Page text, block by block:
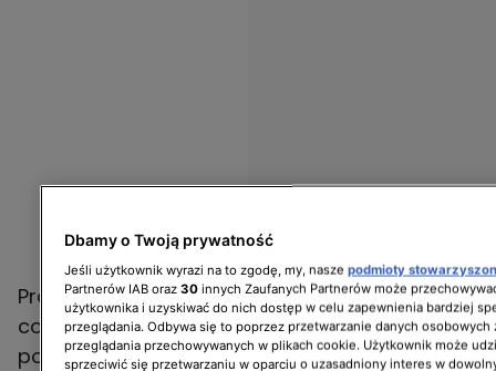
Praca potrwa kilka dni i z pewnością wywróci
codzienność bohaterki do góry nogami. A już
po miesiącu będzie można ocenić realne
Dbamy o Twoją prywatność
Jeśli użytkownik wyrazi na to zgodę, my, nasze podmioty
Partnerów IAB oraz 30 innych Zaufanych Partnerów może
użytkownika i uzyskiwać do nich dostęp w celu zapewnienia bardziej
przeglądania. Odbywa się to poprzez przetwarzanie danych osobowych
przeglądania przechowywanych w plikach cookie. Użytkownik może
sprzeciwić się przetwarzaniu w oparciu o uzasadniony interes w